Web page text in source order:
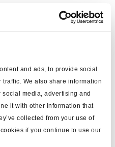
and ads, to provide social
We also share information
media, advertising and
it with other information that
collected from your use of
if you continue to use our
Pas de prix
kit de réparation
vases à ressort. tirant